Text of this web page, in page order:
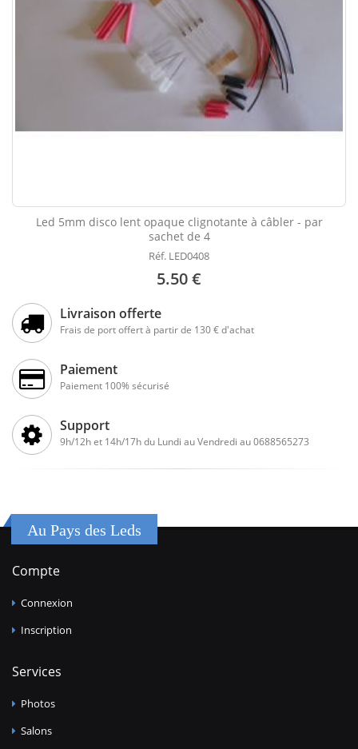
Led 5mm disco lent opaque clignotante à câbler - par
sachet de 4
Réf. LED0408
5.50 €
Livraison offerte
Frais de port offert à partir de 130 € d'achat
Paiement
Paiement 100% sécurisé
Support
9h/12h et 14h/17h du Lundi au Vendredi au 0688565273
Au Pays des Leds
Compte
Connexion
Inscription
Services
Photos
Salons